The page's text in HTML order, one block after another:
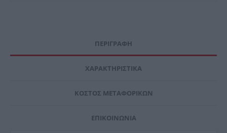
ΠΕΡΙΓΡΑΦΉ
ΧΑΡΑΚΤΗΡΙΣΤΙΚΆ
ΚΌΣΤΟΣ ΜΕΤΑΦΟΡΙΚΏΝ
ΕΠΙΚΟΙΝΩΝΊΑ